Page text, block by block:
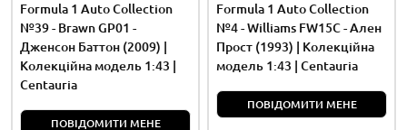
Formula 1 Auto Collection
№39 - Brawn GP01 -
Дженсон Баттон (2009) |
Колекційна модель 1:43 |
Centauria
ПОВІДОМИТИ МЕНЕ
Formula 1 Auto Collection
№4 - Williams FW15C - Ален
Прост (1993) | Колекційна
модель 1:43 | Centauria
ПОВІДОМИТИ МЕНЕ